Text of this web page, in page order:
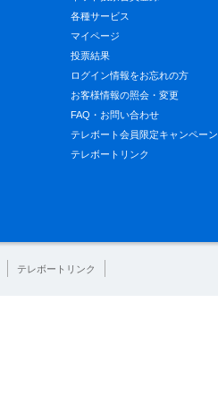
各種サービス
マイページ
投票結果
ログイン情報をお忘れの方
お客様情報の照会・変更
FAQ・お問い合わせ
テレボート会員限定キャンペーン
テレボートリンク
テレボートリンク